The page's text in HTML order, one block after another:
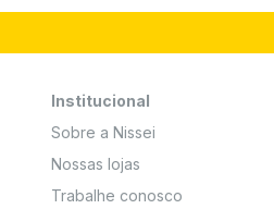
Institucional
Sobre a Nissei
Nossas lojas
Trabalhe conosco